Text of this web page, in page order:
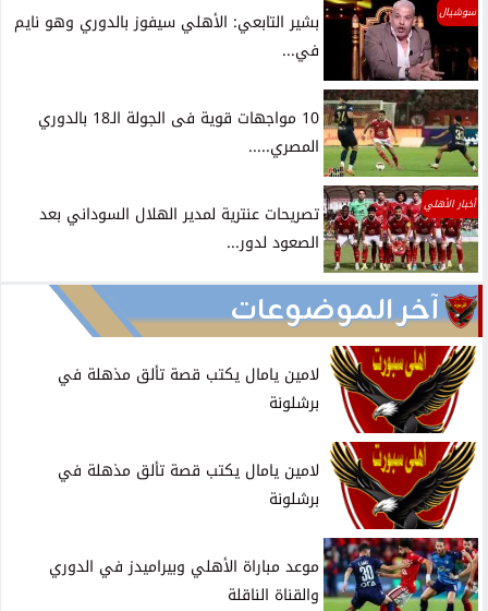
سوشيال
بشير التابعي: الأهلي سيفوز بالدوري وهو نايم
في...
10 مواجهات قوية فى الجولة الـ18 بالدوري
المصري.....
أخبار الأهلي
تصريحات عنترية لمدير الهلال السوداني بعد
الصعود لدور...
آخر الموضوعات
لامين يامال يكتب قصة تألق مذهلة في
برشلونة
لامين يامال يكتب قصة تألق مذهلة في
برشلونة
موعد مباراة الأهلي وبيراميدز في الدوري
والقناة الناقلة